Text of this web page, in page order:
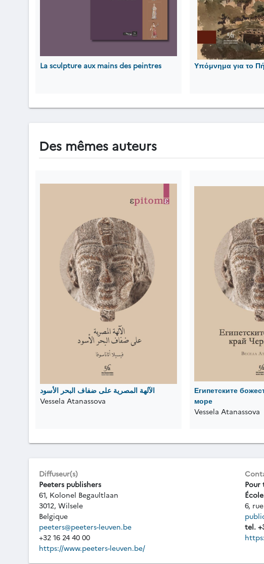
La sculpture aux mains des peintres Υπόμνημα για το
Des mêmes auteurs
الآلهة المصرية على ضفاف البحر الأسود
Vessela Atanassova
Египетските
море
Vessela Atanassova
Diffuseur(s)
Peeters publishers
61, Kolonel Begaultlaan
3012, Wilsele
Belgique
peeters@peeters-leuven.be
+32 16 24 40 00
https://www.peeters-leuven.be/
Pour
6,
tel.